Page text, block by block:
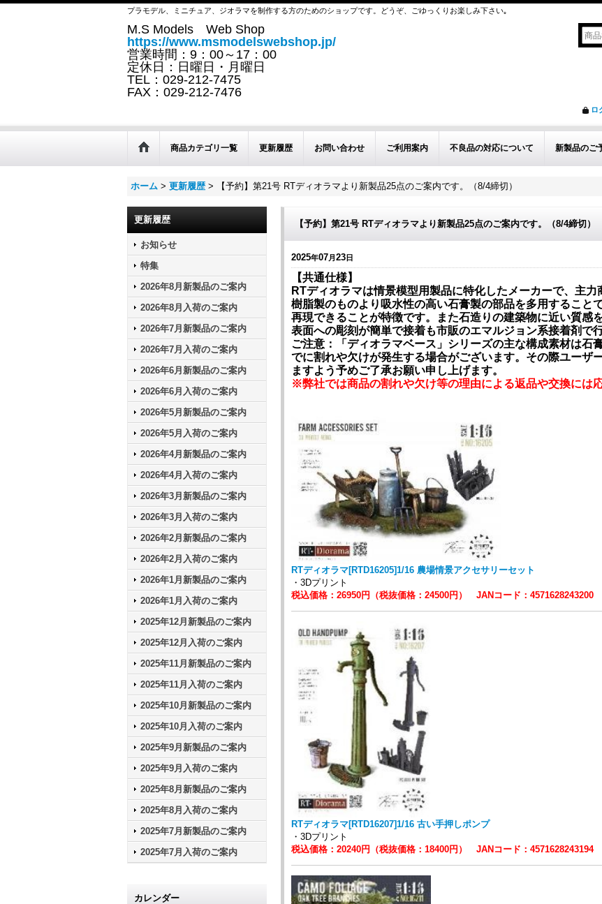
プラモデル、ミニチュア、ジオラマを制作する方のためのショップです。どうぞ、ごゆっくりお楽しみ下さい｡
M.S Models Web Shop
https://www.msmodelswebshop.jp/
営業時間：9：00～17：00
定休日：日曜日・月曜日
TEL：029-212-7475
FAX：029-212-7476
ロ
商品カテゴリ一覧 更新履歴 お問い合わせ ご利用案内 不良品の対応について 新製品のご
ホーム > 更新履歴 > 【予約】第21号 RTディオラマより新製品25点のご案内です。（8/4締切）
更新履歴
お知らせ
特集
2026年8月新製品のご案内
2026年8月入荷のご案内
2026年7月新製品のご案内
2026年7月入荷のご案内
2026年6月新製品のご案内
2026年6月入荷のご案内
2026年5月新製品のご案内
2026年5月入荷のご案内
2026年4月新製品のご案内
2026年4月入荷のご案内
2026年3月新製品のご案内
2026年3月入荷のご案内
2026年2月新製品のご案内
2026年2月入荷のご案内
2026年1月新製品のご案内
2026年1月入荷のご案内
2025年12月新製品のご案内
2025年12月入荷のご案内
2025年11月新製品のご案内
2025年11月入荷のご案内
2025年10月新製品のご案内
2025年10月入荷のご案内
2025年9月新製品のご案内
2025年9月入荷のご案内
2025年8月新製品のご案内
2025年8月入荷のご案内
2025年7月新製品のご案内
2025年7月入荷のご案内
カレンダー
【予約】第21号 RTディオラマより新製品25点のご案内です。（8/4締切）
2025年07月23日
【共通仕様】
RTディオラマは情景模型用製品に特化したメーカーで、主
樹脂製のものより吸水性の高い石膏製の部品を多用すること
再現できることが特徴です。また石造りの建築物に近い質感
表面への彫刻が簡単で接着も市販のエマルジョン系接着剤で
ご注意：「ディオラマベース」シリーズの主な構成素材は石
でに割れや欠けが発生する場合がございます。その際ユーザ
ますよう予めご了承お願い申し上げます。
※弊社では商品の割れや欠け等の理由による返品や交換には
RTディオラマ[RTD16205]1/16 農場情景アクセサリーセット
・3Dプリント
税込価格：26950円（税抜価格：24500円） JANコード：4571628243200
RTディオラマ[RTD16207]1/16 古い手押しポンプ
・3Dプリント
税込価格：20240円（税抜価格：18400円） JANコード：4571628243194